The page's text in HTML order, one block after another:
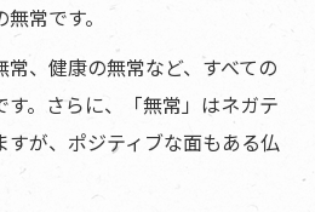
常です。
、健康の無常など、すべての
。さらに、「無常」はネガテ
すが、ポジティブな面もある仏